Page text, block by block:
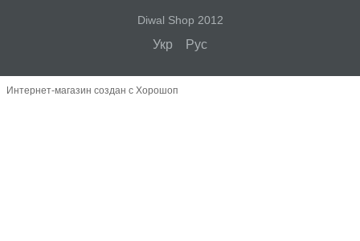
Diwal Shop 2012
Укр Рус
Интернет-магазин создан с Хорошоп